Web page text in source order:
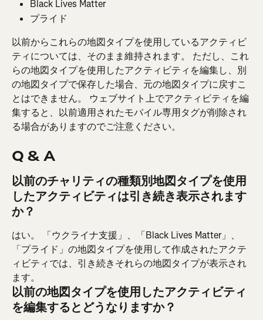
Black Lives Matter
プライド
以前からこれらの地図タイプを使用しているアクティビ
ティについては、そのまま維持されます。 ただし、これ
らの地図タイプを使用したアクティビティを編集し、別
の地図タイプで保存した場合、元の地図タイプに戻すこ
とはできません。 ウェブサイト上でアクティビティを編
集すると、以前適用されたモバイル専用タグが削除され
る場合がありますのでご注意ください。
Q & A
以前のチャリティの種類別地図タイプを使用
したアクティビティは引き続き表示されます
か？
はい。 「ウクライナ支援」、「Black Lives Matter」、
「プライド」の地図タイプを使用して作成されたアクテ
ィビティでは、引き続きそれらの地図タイプが表示され
ます。
以前の地図タイプを使用したアクティビティ
を編集するとどうなりますか？